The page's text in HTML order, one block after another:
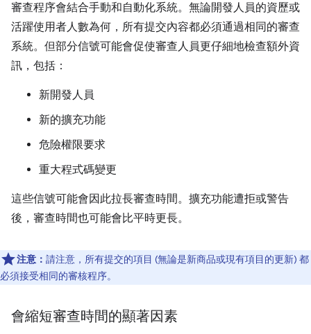
審查程序會結合手動和自動化系統。無論開發人員的資歷或
活躍使用者人數為何，所有提交內容都必須通過相同的審查
系統。但部分信號可能會促使審查人員更仔細地檢查額外資
訊，包括：
新開發人員
新的擴充功能
危險權限要求
重大程式碼變更
這些信號可能會因此拉長審查時間。擴充功能遭拒或警告
後，審查時間也可能會比平時更長。
注意： 請注意，所有提交的項目 (無論是新商品或現有項目的更新) 都
必須接受相同的審核程序。
會縮短審查時間的顯著因素